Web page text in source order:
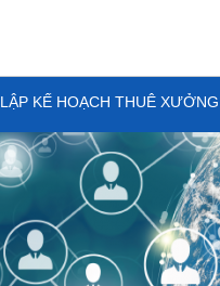
LẬP KẾ HOẠCH THUÊ XƯỞNG